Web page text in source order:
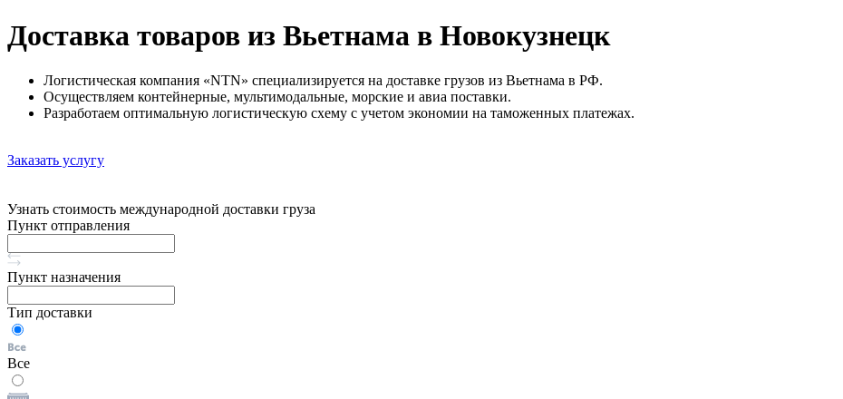
Доставка товаров из Вьетнама в Новокузнецк
Логистическая компания «NTN» специализируется на доставке грузов из Вьетнама в РФ.
Осуществляем контейнерные, мультимодальные, морские и авиа поставки.
Разработаем оптимальную логистическую схему с учетом экономии на таможенных платежах.
Заказать услугу
Узнать стоимость международной доставки груза
Пункт отправления
Пункт назначения
Тип доставки
Все